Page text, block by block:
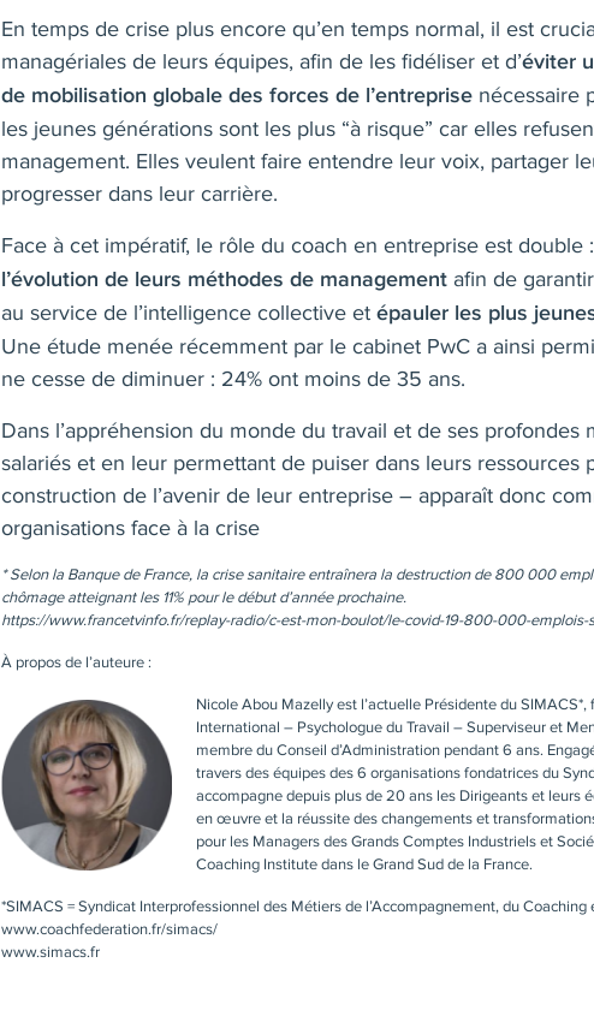
En temps de crise plus encore qu’en temps normal, il est
managériales de leurs équipes, afin de les fidéliser et d’éviter
de mobilisation globale des forces de l’entreprise nécessaire
les jeunes générations sont les plus “à risque” car elles
management. Elles veulent faire entendre leur voix, partager
progresser dans leur carrière.
Face à cet impératif, le rôle du coach en entreprise est double :
l’évolution de leurs méthodes de management afin de
au service de l’intelligence collective et épauler les plus
Une étude menée récemment par le cabinet PwC a ainsi
ne cesse de diminuer : 24% ont moins de 35 ans.
Dans l’appréhension du monde du travail et de ses
salariés et en leur permettant de puiser dans leurs
construction de l’avenir de leur entreprise – apparaît donc
organisations face à la crise
* Selon la Banque de France, la crise sanitaire entraînera la destruction de 800 000
chômage atteignant les 11% pour le début d’année prochaine.
https://www.francetvinfo.fr/replay-radio/c-est-mon-boulot/le-covid-19-800-000-
À propos de l’auteure :
Nicole Abou Mazellyest l’actuelle Présidente du
International – Psychologue du Travail – Superviseur et
membre duConseil d’Administration pendant 6 ans.
travers des équipes des 6 organisations fondatrices du
accompagne depuis plus de 20 ans les Dirigeants et leurs
en œuvre et la réussite des changements et
pour les Managers des Grands Comptes Industriels et
Coaching Institute dans le Grand Sud de la France.
*SIMACS = Syndicat Interprofessionnel des Métiers de l’Accompagnement, du Coaching
www.coachfederation.fr/simacs/
www.simacs.fr